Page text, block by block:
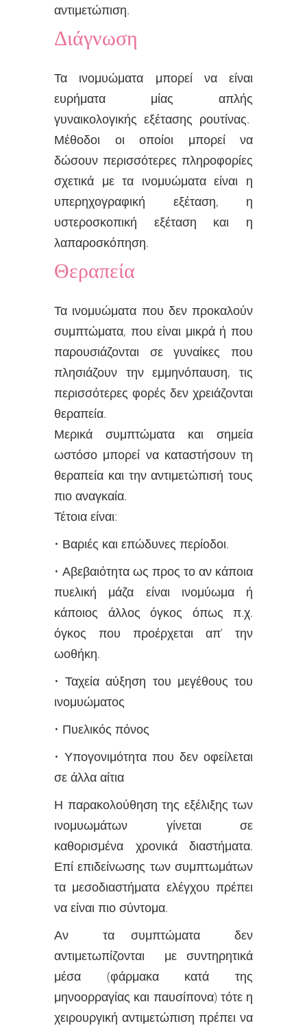
αντιμετώπιση.
Διάγνωση
Τα ινομυώματα μπορεί να είναι
ευρήματα μίας απλής
γυναικολογικής εξέτασης ρουτίνας.
Μέθοδοι οι οποίοι μπορεί να
δώσουν περισσότερες πληροφορίες
σχετικά με τα ινομυώματα είναι η
υπερηχογραφική εξέταση, η
υστεροσκοπική εξέταση και η
λαπαροσκόπηση.
Θεραπεία
Τα ινομυώματα που δεν προκαλούν
συμπτώματα, που είναι μικρά ή που
παρουσιάζονται σε γυναίκες που
πλησιάζουν την εμμηνόπαυση, τις
περισσότερες φορές δεν χρειάζονται
θεραπεία.
Μερικά συμπτώματα και σημεία
ωστόσο μπορεί να καταστήσουν τη
θεραπεία και την αντιμετώπισή τους
πιο αναγκαία.
Τέτοια είναι:
• Βαριές και επώδυνες περίοδοι.
• Αβεβαιότητα ως προς το αν κάποια
πυελική μάζα είναι ινομύωμα ή
κάποιος άλλος όγκος όπως π.χ.
όγκος που προέρχεται απ’ την
ωοθήκη.
• Ταχεία αύξηση του μεγέθους του
ινομυώματος
• Πυελικός πόνος
• Υπογονιμότητα που δεν οφείλεται
σε άλλα αίτια
Η παρακολούθηση της εξέλιξης των
ινομυωμάτων γίνεται σε
καθορισμένα χρονικά διαστήματα.
Επί επιδείνωσης των συμπτωμάτων
τα μεσοδιαστήματα ελέγχου πρέπει
να είναι πιο σύντομα.
Αν τα συμπτώματα δεν
αντιμετωπίζονται με συντηρητικά
μέσα (φάρμακα κατά της
μηνοορραγίας και παυσίπονα) τότε η
χειρουργική αντιμετώπιση πρέπει να